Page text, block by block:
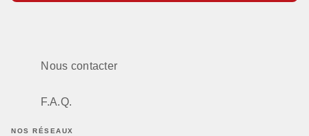
Nous contacter
F.A.Q.
NOS RÉSEAUX